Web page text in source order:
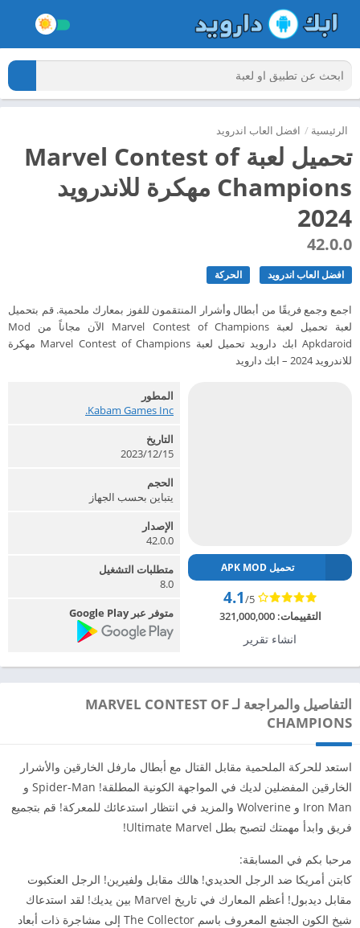
الرئيسية / افضل العاب اندرويد
تحميل لعبة Marvel Contest of
Champions مهكرة للاندرويد
2024
42.0.0
افضل العاب اندرويد الحركة
اجمع وجمع فريقًا من أبطال وأشرار المنتقمون للفوز بمعارك ملحمية. قم بتحميل
لعبة تحميل لعبة Marvel Contest of Champions الآن مجاناً من Mod
Apkdaroid ابك دارويد تحميل لعبة Marvel Contest of Champions مهكرة
للاندرويد 2024 – ابك دارويد
تحميل APK MOD
4.1/5
التقييمات:321,000,000
انشاء تقرير
المطور
Kabam Games Inc.‏
التاريخ
2023/12/15
الحجم
يتباين بحسب الجهاز
الإصدار
42.0.0
متطلبات التشغيل
8.0
متوفر عبر Google Play
التفاصيل والمراجعة لـ MARVEL CONTEST OF
CHAMPIONS
استعد للحركة الملحمية مقابل القتال مع أبطال مارفل الخارقين والأشرار
الخارقين المفضلين لديك في المواجهة الكونية المطلقة! Spider-Man و
Iron Man و Wolverine والمزيد في انتظار استدعائك للمعركة! قم بتجميع
فريق وابدأ مهمتك لتصبح بطل Ultimate Marvel!
مرحبا بكم في المسابقة:
كابتن أمريكا ضد الرجل الحديدي! هالك مقابل ولفيرين! الرجل العنكبوت
مقابل ديدبول! أعظم المعارك في تاريخ Marvel بين يديك! لقد استدعاك
شيخ الكون الجشع المعروف باسم The Collector إلى مشاجرة ذات أبعاد